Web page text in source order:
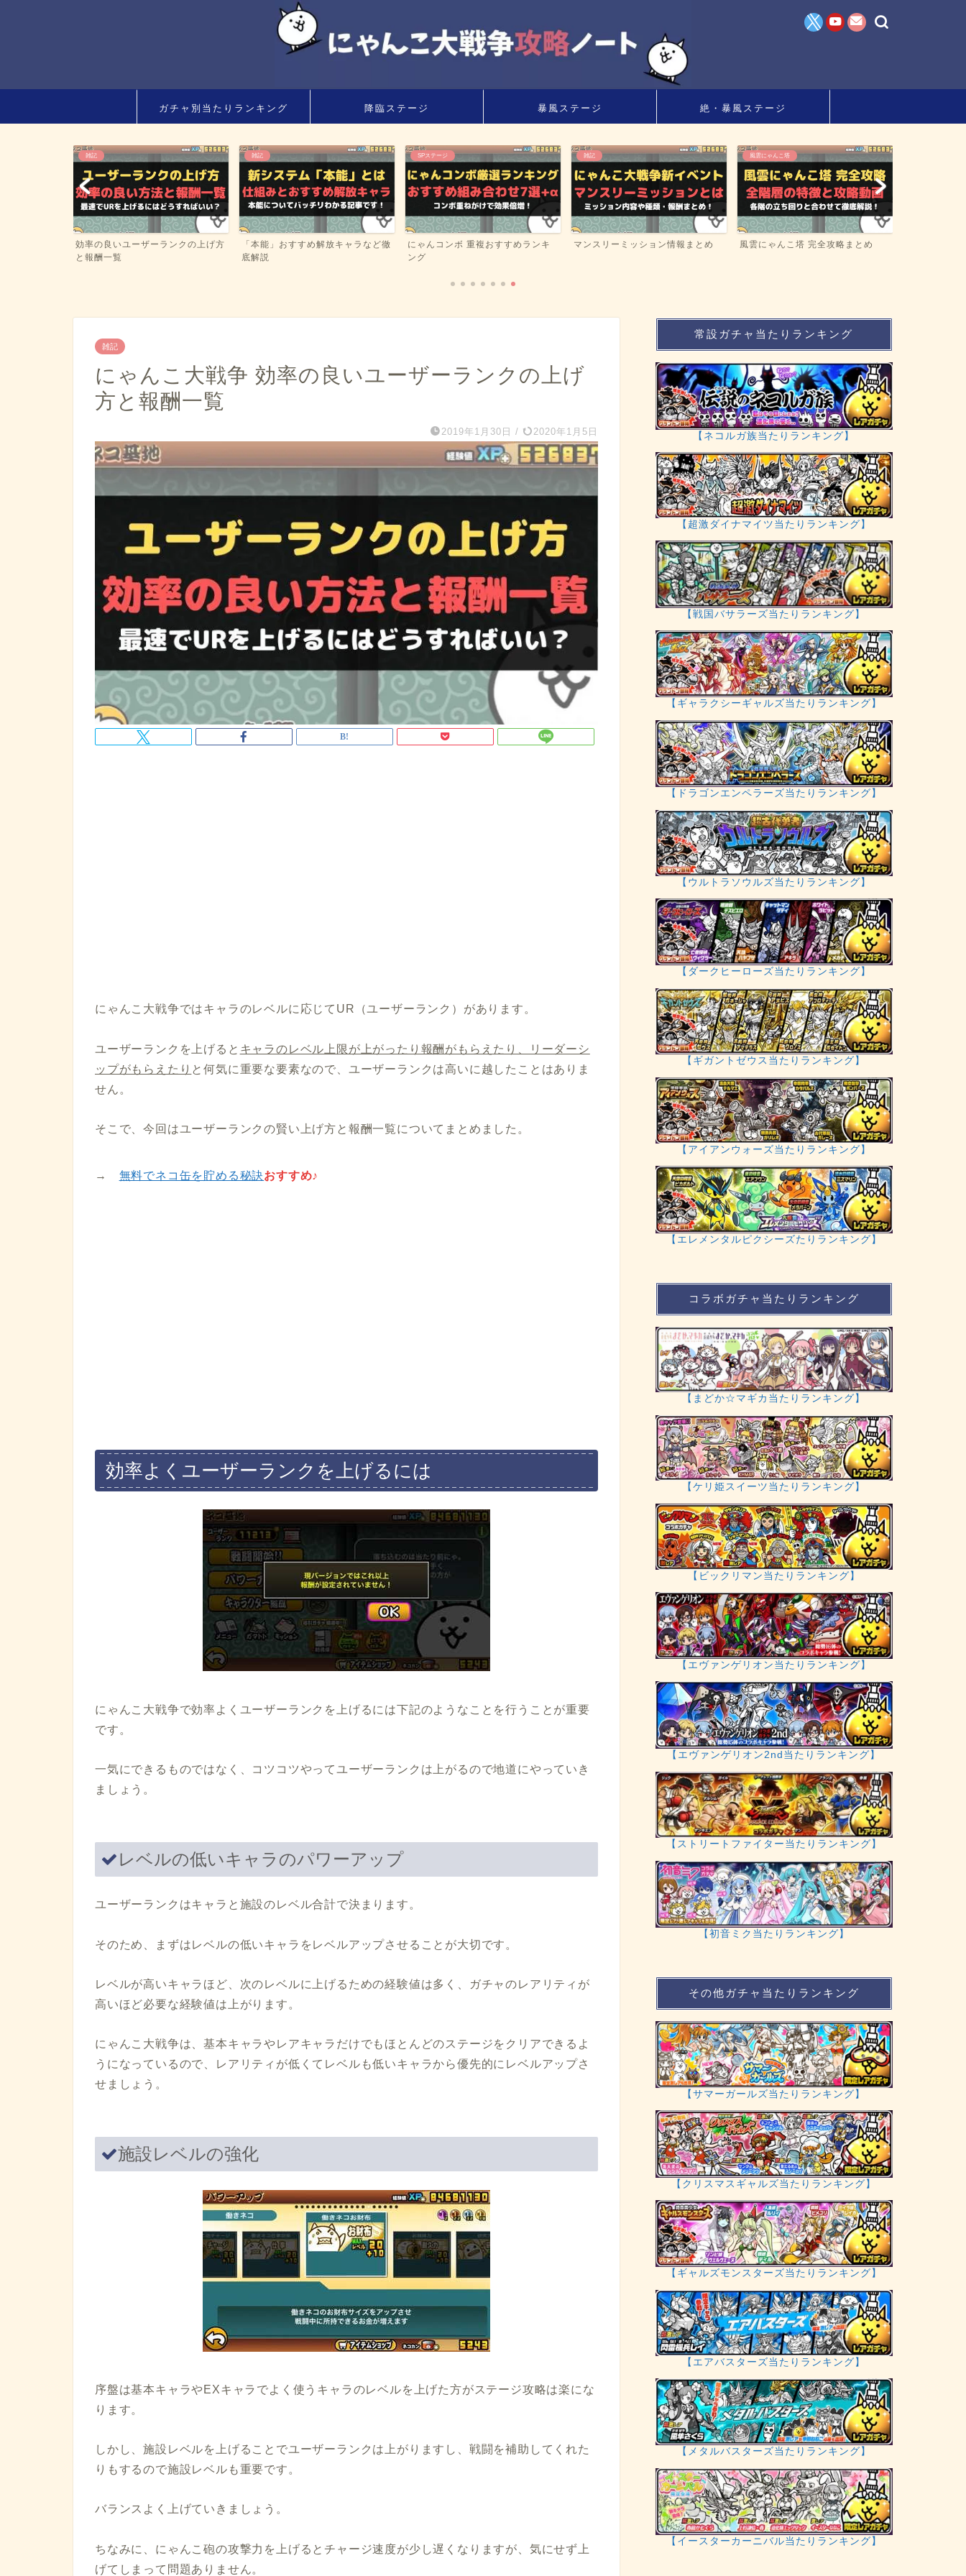
ガチャ別当たりランキング 降臨ステージ 暴風ステージ 絶・暴風ステージ
雑記
「本能」おすすめ解放キャラなど徹
底解説
SPステージ
にゃんコンボ 重複おすすめランキ
ング
雑記
マンスリーミッション情報まとめ
風雲にゃんこ塔
風雲にゃんこ塔 完全攻略まとめ
狂乱・大狂乱ステージ
狂乱ステージ 開催スケジュールや
雑記
にゃんこ大戦争 効率の良いユーザーランクの上げ
方と報酬一覧
2019年1月30日 / 2020年1月5日
にゃんこ大戦争ではキャラのレベルに応じてUR（ユーザーランク）があります。
ユーザーランクを上げると キャラのレベル上限が上がったり報酬がもらえたり、リーダーシ
ップがもらえたり と何気に重要な要素なので、ユーザーランクは高いに越したことはありま
せん。
そこで、今回はユーザーランクの賢い上げ方と報酬一覧についてまとめました。
→ 無料でネコ缶を貯める秘訣おすすめ♪
効率よくユーザーランクを上げるには
にゃんこ大戦争で効率よくユーザーランクを上げるには下記のようなことを行うことが重要
です。
一気にできるものではなく、コツコツやってユーザーランクは上がるので地道にやっていき
ましょう。
レベルの低いキャラのパワーアップ
ユーザーランクはキャラと施設のレベル合計で決まります。
そのため、まずはレベルの低いキャラをレベルアップさせることが大切です。
レベルが高いキャラほど、次のレベルに上げるための経験値は多く、ガチャのレアリティが
高いほど必要な経験値は上がります。
にゃんこ大戦争は、基本キャラやレアキャラだけでもほとんどのステージをクリアできるよ
うになっているので、レアリティが低くてレベルも低いキャラから優先的にレベルアップさ
せましょう。
施設レベルの強化
序盤は基本キャラやEXキャラでよく使うキャラのレベルを上げた方がステージ攻略は楽にな
ります。
しかし、施設レベルを上げることでユーザーランクは上がりますし、戦闘を補助してくれた
りもするので施設レベルも重要です。
バランスよく上げていきましょう。
ちなみに、にゃんこ砲の攻撃力を上げるとチャージ速度が少し遅くなりますが、気にせず上
げてしまって問題ありません。
常設ガチャ当たりランキング
【ネコルガ族当たりランキング】
【超激ダイナマイツ当たりランキング】
【戦国バサラーズ当たりランキング】
【ギャラクシーギャルズ当たりランキング】
【ドラゴンエンペラーズ当たりランキング】
【ウルトラソウルズ当たりランキング】
【ダークヒーローズ当たりランキング】
【ギガントゼウス当たりランキング】
【アイアンウォーズ当たりランキング】
【エレメンタルピクシーズたりランキング】
コラボガチャ当たりランキング
【まどか☆マギカ当たりランキング】
【ケリ姫スイーツ当たりランキング】
【ビックリマン当たりランキング】
【エヴァンゲリオン当たりランキング】
【エヴァンゲリオン2nd当たりランキング】
【ストリートファイター当たりランキング】
【初音ミク当たりランキング】
その他ガチャ当たりランキング
【サマーガールズ当たりランキング】
【クリスマスギャルズ当たりランキング】
【ギャルズモンスターズ当たりランキング】
【エアバスターズ当たりランキング】
【メタルバスターズ当たりランキング】
【イースターカーニバル当たりランキング】